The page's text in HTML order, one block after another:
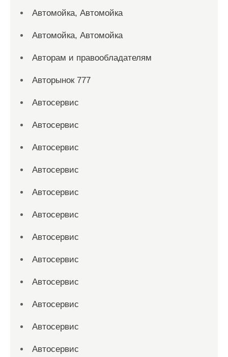
Автомойка, Автомойка
Автомойка, Автомойка
Авторам и правообладателям
Авторынок 777
Автосервис
Автосервис
Автосервис
Автосервис
Автосервис
Автосервис
Автосервис
Автосервис
Автосервис
Автосервис
Автосервис
Автосервис